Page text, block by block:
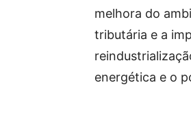
melhora do
tributária e a
energética e o